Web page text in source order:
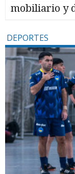
mobiliario y
DEPORTES